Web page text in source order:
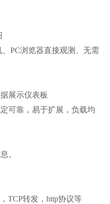
PC浏览器直接观测、无需
展示仪表板
可靠，易于扩展，负载均
。
TCP转发，http协议等